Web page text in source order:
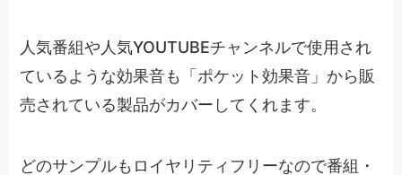
人気番組や人気YOUTUBEチャンネルで使用され
ているような効果音も「ポケット効果音」から販
売されている製品がカバーしてくれます。
どのサンプルもロイヤリティフリーなので番組・